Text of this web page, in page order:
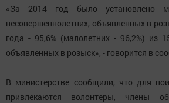
«За 2014 год было установлено
несовершеннолетних, объявленных в
года - 95,6% (малолетних - 96,2%) из
объявленных в розыск», - говорится в
В министерстве сообщили, что для
привлекаются волонтеры, члены